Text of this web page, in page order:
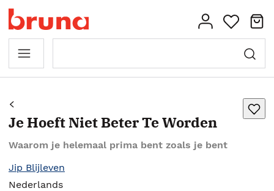
Je Hoeft Niet Beter Te Worden
Waarom je helemaal prima bent zoals je bent
Jip Blijleven
Nederlands